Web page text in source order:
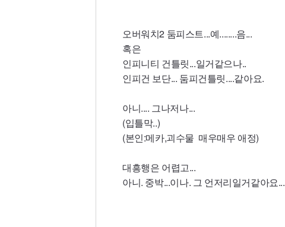
오버워치2 둠피스트...예........음...
혹은
인피니티 건틀릿...일거같으나..
인피건 보단... 둠피건틀릿....같아요.
아니.... 그나저나...
(입틀막..)
(본인:메카,괴수물 매우매우 애정)
대흥행은 어렵고...
아니. 중박...이나. 그 언저리일거같아요...